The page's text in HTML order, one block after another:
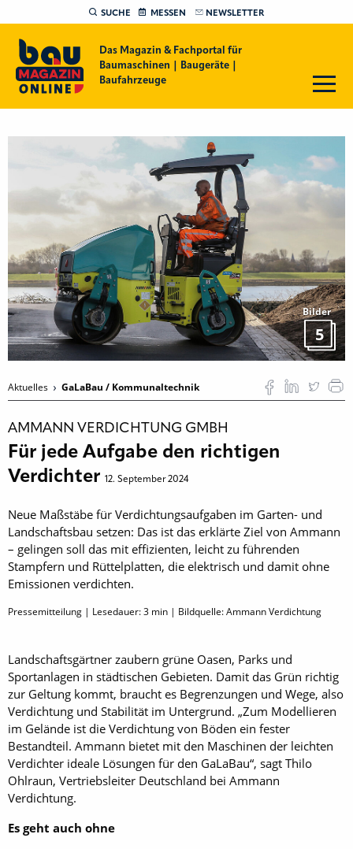
SUCHE MESSEN NEWSLETTER
Das Magazin & Fachportal für
Baumaschinen | Baugeräte |
Baufahrzeuge
Bilder
5
Aktuelles GaLaBau / Kommunaltechnik
AMMANN VERDICHTUNG GMBH
Für jede Aufgabe den richtigen
Verdichter 12. September 2024
Neue Maßstäbe für Verdichtungsaufgaben im Garten- und
Landschaftsbau setzen: Das ist das erklärte Ziel von Ammann
– gelingen soll das mit effizienten, leicht zu führenden
Stampfern und Rüttelplatten, die elektrisch und damit ohne
Emissionen verdichten.
Pressemitteilung | Lesedauer:3 min | Bildquelle: Ammann Verdichtung
Landschaftsgärtner zaubern grüne Oasen, Parks und
Sportanlagen in städtischen Gebieten. Damit das Grün richtig
zur Geltung kommt, braucht es Begrenzungen und Wege, also
Verdichtung und Stabilität im Untergrund. „Zum Modellieren
im Gelände ist die Verdichtung von Böden ein fester
Bestandteil. Ammann bietet mit den Maschinen der leichten
Verdichter ideale Lösungen für den GaLaBau“, sagt Thilo
Ohlraun, Vertriebsleiter Deutschland bei Ammann
Verdichtung.
Es geht auch ohne